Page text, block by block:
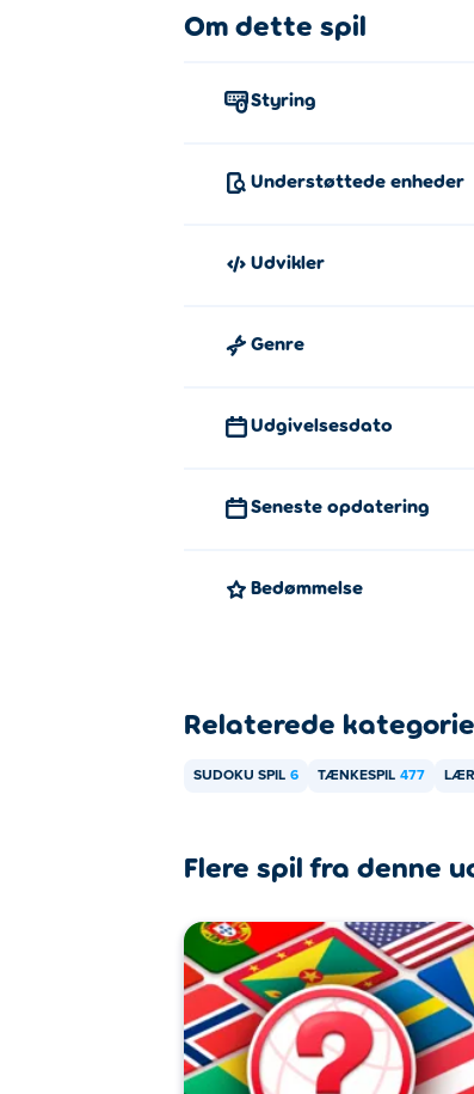
Klik på nummeret for at udfylde
Hvordan kan jeg spille
Kan jeg spille Sudoku
Sudoku Kalender kan afspilles
Om dette spil
Styring
Understøttede enheder
Udvikler
Genre
Udgivelsesdato
Seneste opdatering
Bedømmelse
Relaterede
SUDOKU SPIL 6 TÆNKESPIL 477
Flere spil fra denne